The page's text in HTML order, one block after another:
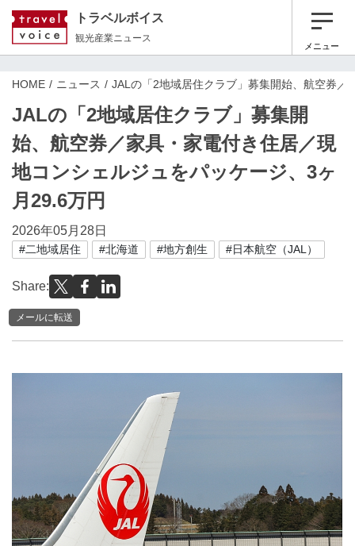
トラベルボイス
観光産業ニュース
メニュー
HOME ニュース JALの「2地域居住クラブ」募集開始、航空券
JALの「2地域居住クラブ」募集開
始、航空券／家具・家電付き住居／現
地コンシェルジュをパッケージ、3ヶ
月29.6万円
2026年05月28日
#二地域居住 #北海道 #地方創生 #日本航空（JAL）
Share:
メールに転送